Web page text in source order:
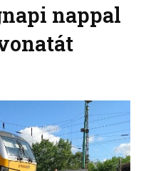
nappal